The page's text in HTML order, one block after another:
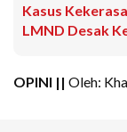
Kasus
LMND Desak
OPINI || Oleh: